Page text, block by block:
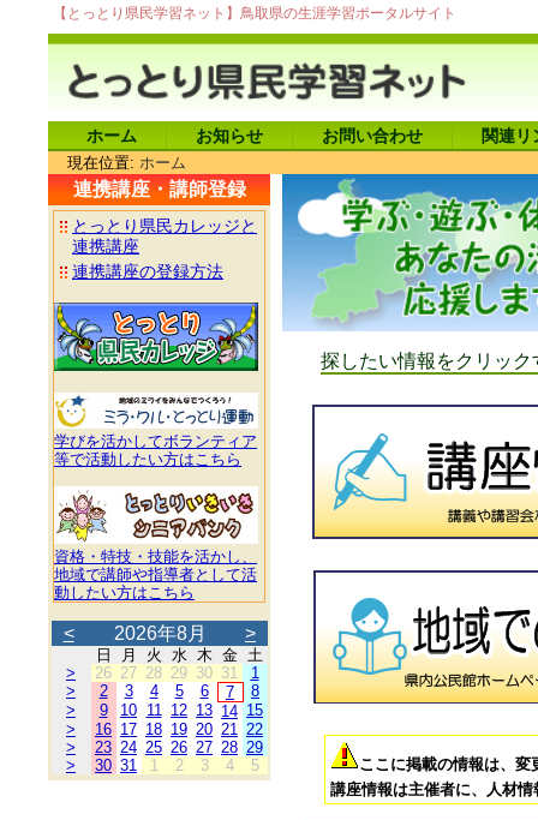
【とっとり県民学習ネット】鳥取県の生涯学習ポータルサイト
ホーム お知らせ お問い合わせ 関連リ
現在位置: ホーム
連携講座・講師登録
とっとり県民カレッジと
連携講座
連携講座の登録方法
学びを活かしてボランティア
等で活動したい方はこちら
資格・特技・技能を活かし、
地域で講師や指導者として活
動したい方はこちら
< 2026年8月 >
日 月 火 水 木 金
土
>
26 27 28 29 30 31
1
>
2 3 4 5 6 7
8
>
9 10 11 12 13 14 15
>
16 17 18 19 20 21
22
>
23 24 25 26 27 28 29
>
30 31 1 2 3 4 5
探したい情報をクリッ
ここに掲載の情報は、
講座情報は主催者に、人材